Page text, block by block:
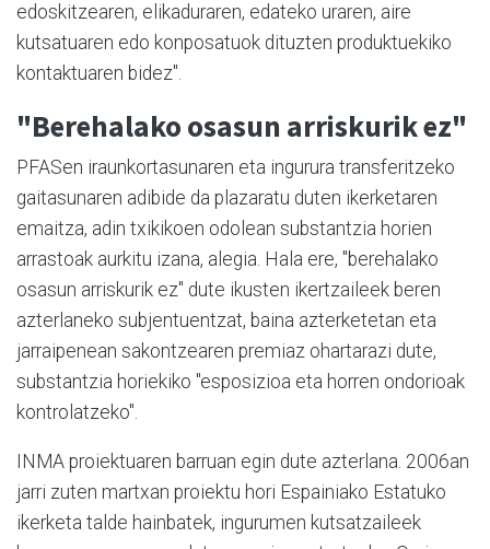
edoskitzearen, elikaduraren, edateko uraren, aire
kutsatuaren edo konposatuok dituzten produktuekiko
kontaktuaren bidez".
"Berehalako osasun arriskurik ez"
PFASen iraunkortasunaren eta ingurura transferitzeko
gaitasunaren adibide da plazaratu duten ikerketaren
emaitza, adin txikikoen odolean substantzia horien
arrastoak aurkitu izana, alegia. Hala ere, "berehalako
osasun arriskurik ez" dute ikusten ikertzaileek beren
azterlaneko subjentuentzat, baina azterketetan eta
jarraipenean sakontzearen premiaz ohartarazi dute,
substantzia horiekiko "esposizioa eta horren ondorioak
kontrolatzeko".
INMA proiektuaren barruan egin dute azterlana. 2006an
jarri zuten martxan proiektu hori Espainiako Estatuko
ikerketa talde hainbatek, ingurumen kutsatzaileek